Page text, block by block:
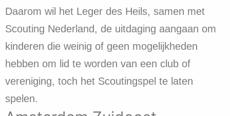
Daarom wil het Leger des Heils, samen met
Scouting Nederland, de uitdaging aangaan om
kinderen die weinig of geen mogelijkheden
hebben om lid te worden van een club of
vereniging, toch het Scoutingspel te laten
spelen.